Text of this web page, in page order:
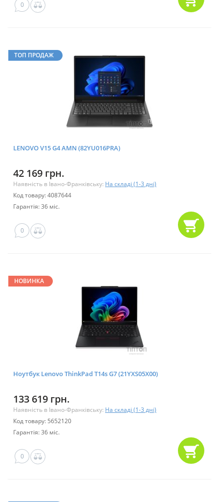
0
ТОП ПРОДАЖ
LENOVO V15 G4 AMN (82YU016PRA)
42 169 грн.
Наявність в Івано-Франківську: На складі (1-3 дні)
Код товару: 4087644
Гарантія: 36 міс.
0
НОВИНКА
Ноутбук Lenovo ThinkPad T14s G7 (21YXS05X00)
133 619 грн.
Наявність в Івано-Франківську: На складі (1-3 дні)
Код товару: 5652120
Гарантія: 36 міс.
0